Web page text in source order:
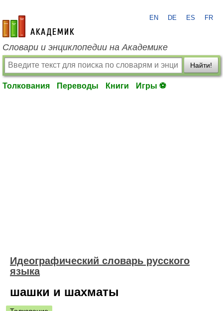
academic.ru
EN DE ES FR
Словари и энциклопедии на Академике
Найти!
Толкования Переводы Книги Игры ⚽
Идеографический словарь русского
языка
шашки и шахматы